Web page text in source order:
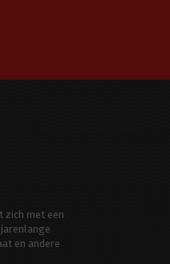
zich met een
en andere